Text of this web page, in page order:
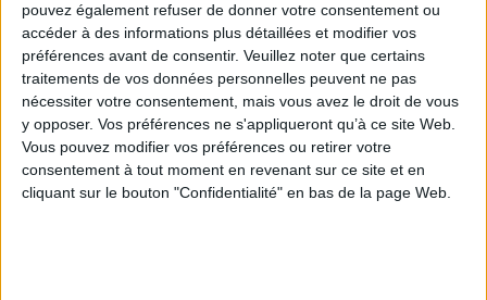
pouvez également refuser de donner votre consentement ou
accéder à des informations plus détaillées et modifier vos
préférences avant de consentir. Veuillez noter que certains
traitements de vos données personnelles peuvent ne pas
nécessiter votre consentement, mais vous avez le droit de vous
y opposer. Vos préférences ne s'appliqueront qu’à ce site Web.
Vous pouvez modifier vos préférences ou retirer votre
consentement à tout moment en revenant sur ce site et en
cliquant sur le bouton "Confidentialité" en bas de la page Web.
Éditeur :Ed. Héloïse d'Ormesson
L'histoire offre des moments où elle semble
hésiter avant de prendre son élan :
Alexandre le Grand à la tête des phalanges à
l'instant d'attaquer l'Empire perse aux
ressources inépuisables ; Hannibal quand il
décide de passer les Alpes avec ses
éléphants pour frapper Rome ; César,
l'exemple le plus célèbre, sur les bords du
Rubicon ; le général de Gaulle à Bordeaux, à